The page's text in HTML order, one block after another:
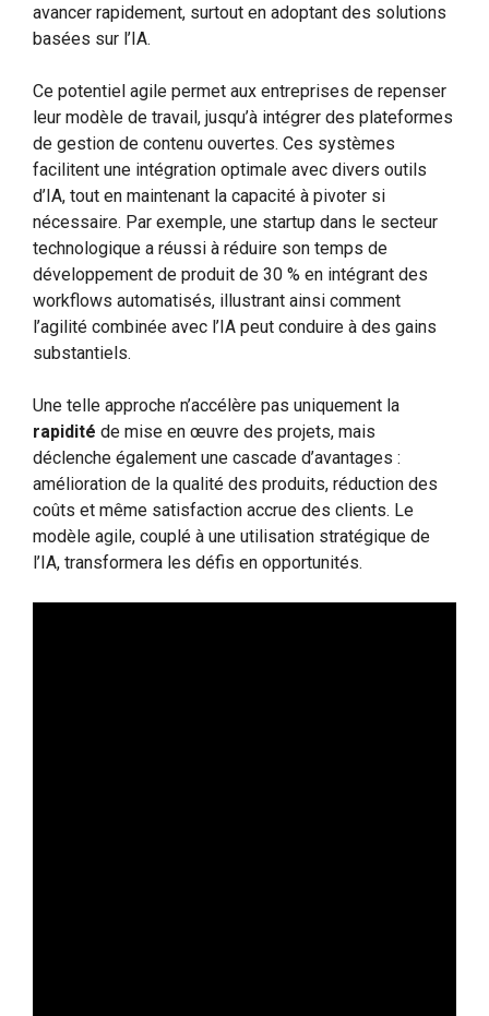
avancer rapidement, surtout en adoptant des solutions
basées sur l’IA.
Ce potentiel agile permet aux entreprises de repenser
leur modèle de travail, jusqu’à intégrer des plateformes
de gestion de contenu ouvertes. Ces systèmes
facilitent une intégration optimale avec divers outils
d’IA, tout en maintenant la capacité à pivoter si
nécessaire. Par exemple, une startup dans le secteur
technologique a réussi à réduire son temps de
développement de produit de 30 % en intégrant des
workflows automatisés, illustrant ainsi comment
l’agilité combinée avec l’IA peut conduire à des gains
substantiels.
Une telle approche n’accélère pas uniquement la
rapidité de mise en œuvre des projets, mais
déclenche également une cascade d’avantages :
amélioration de la qualité des produits, réduction des
coûts et même satisfaction accrue des clients. Le
modèle agile, couplé à une utilisation stratégique de
l’IA, transformera les défis en opportunités.